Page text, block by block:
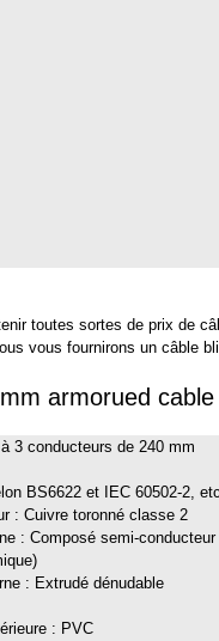
toutes sortes de prix de
vous fournirons un câble
armorued
BS6622 et IEC 60502-2,
: Cuivre toronné classe 2
: Composé semi-conducteur
: Extrudé dénudable
: PVC